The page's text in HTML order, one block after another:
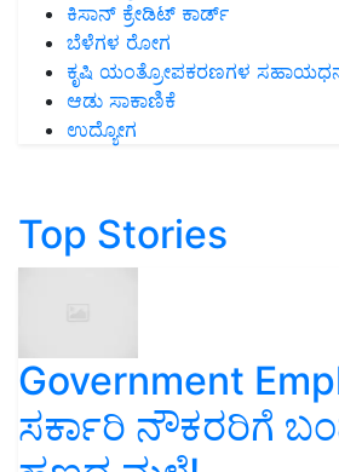
ಕಿಸಾನ್ ಕ್ರೇಡಿಟ್ ಕಾರ್ಡ್
ಬೆಳೆಗಳ ರೋಗ
ಕೃಷಿ ಯಂತ್ರೋಪಕರಣಗಳ
ಆಡು ಸಾಕಾಣಿಕೆ
ಉದ್ಯೋಗ
Top Stories
Government
ಸರ್ಕಾರಿ ನೌಕರರಿಗೆ